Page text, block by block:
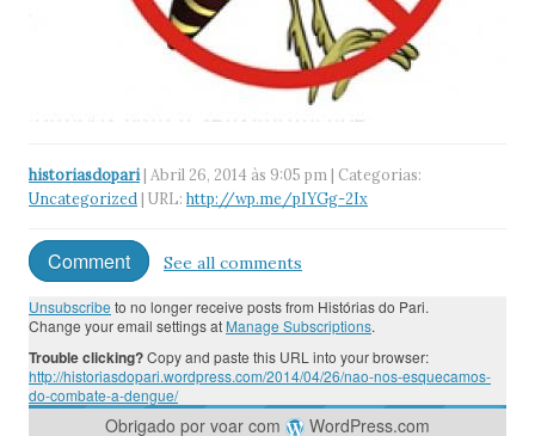
historiasdopari| Abril 26, 2014 às 9:05 pm | Categorias:
Uncategorized | URL: http://wp.me/pIYGg-2Ix
Comment See all comments
Unsubscribe to no longer receive posts from Histórias do Pari.
Change your email settings at Manage Subscriptions.
Trouble clicking?Copy and paste this URL into your browser:
http://historiasdopari.wordpress.com/2014/04/26/nao-nos-esquecamos-
do-combate-a-dengue/
Obrigado por voar com WordPress.com